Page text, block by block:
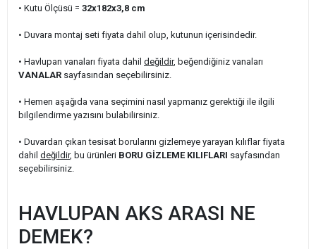
• Kutu Ölçüsü = 32x182x3,8 cm
• Duvara montaj seti fiyata dahil olup, kutunun içerisindedir.
• Havlupan vanaları fiyata dahil değildir, beğendiğiniz vanaları
VANALAR sayfasından seçebilirsiniz.
• Hemen aşağıda vana seçimini nasıl yapmanız gerektiği ile ilgili
bilgilendirme yazısını bulabilirsiniz.
• Duvardan çıkan tesisat borularını gizlemeye yarayan kılıflar fiyata
dahil değildir, bu ürünleri BORU GİZLEME KILIFLARI sayfasından
seçebilirsiniz.
HAVLUPAN AKS ARASI NE
DEMEK?